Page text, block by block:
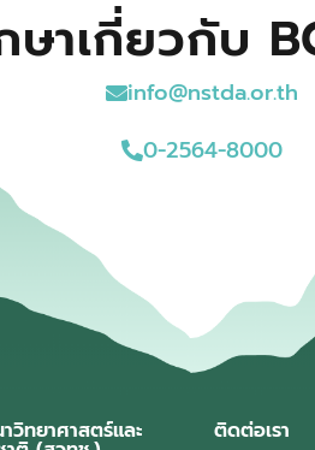
ษาเกี่ยวกับ
info@nstda.or.th
0-2564-8000
ทยาศาสตร์และ
ติดต่อเรา